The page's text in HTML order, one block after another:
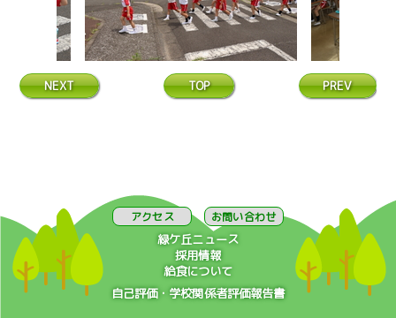
NEXT TOP PREV
アクセス お問い合わせ
緑ケ丘ニュース
採用情報
給食について
自己評価・学校関係者評価報告書